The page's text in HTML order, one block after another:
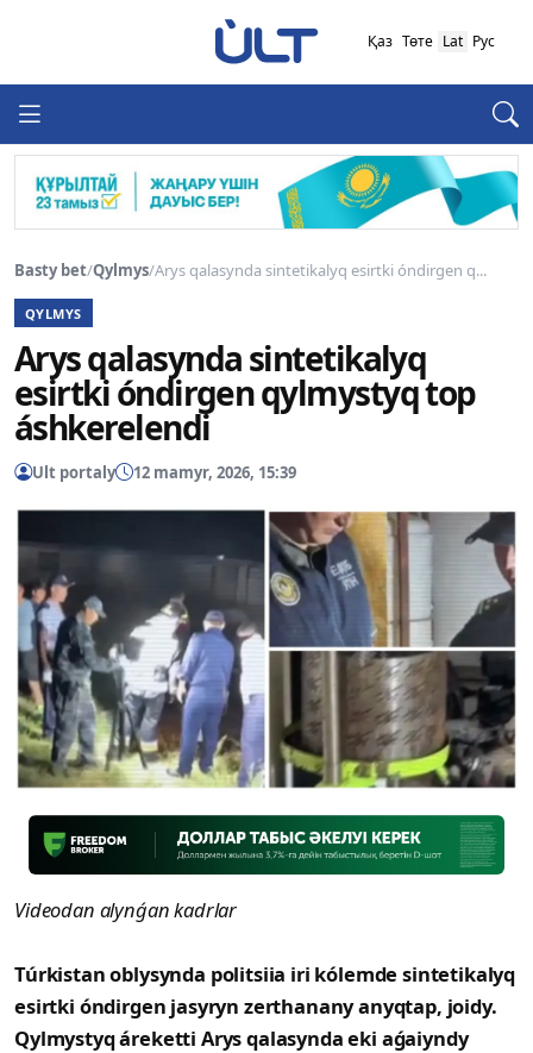
Қаз Төте Lat Рус
Basty bet/Qylmys/Arys qalasynda sintetikalyq esirtki óndirgen q...
QYLMYS
Arys qalasynda sintetikalyq
esirtki óndirgen qylmystyq top
áshkerelendi
Ult portaly 12 mamyr, 2026, 15:39
Videodan alynǵan kadrlar
Túrkistan oblysynda politsiia iri kólemde sintetikalyq
esirtki óndirgen jasyryn zerthanany anyqtap, joidy.
Qylmystyq áreketti Arys qalasynda eki aǵaiyndy